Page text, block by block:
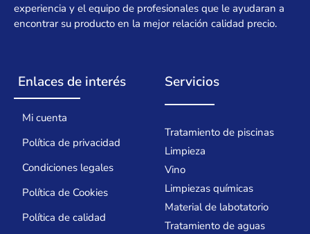
experiencia y el equipo de profesionales que le ayudaran a
encontrar su producto en la mejor relación calidad precio.
Enlaces de interés
Mi cuenta
Política de privacidad
Condiciones legales
Política de Cookies
Política de calidad
Servicios
Tratamiento de piscinas
Limpieza
Vino
Limpiezas químicas
Material de labotatorio
Tratamiento de aguas